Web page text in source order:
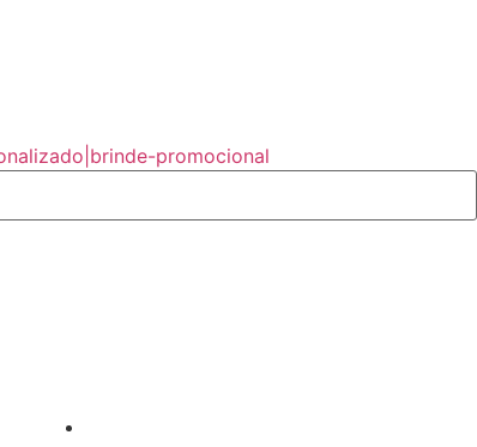
promocional